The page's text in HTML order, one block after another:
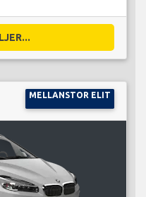
MELLANSTOR ELIT